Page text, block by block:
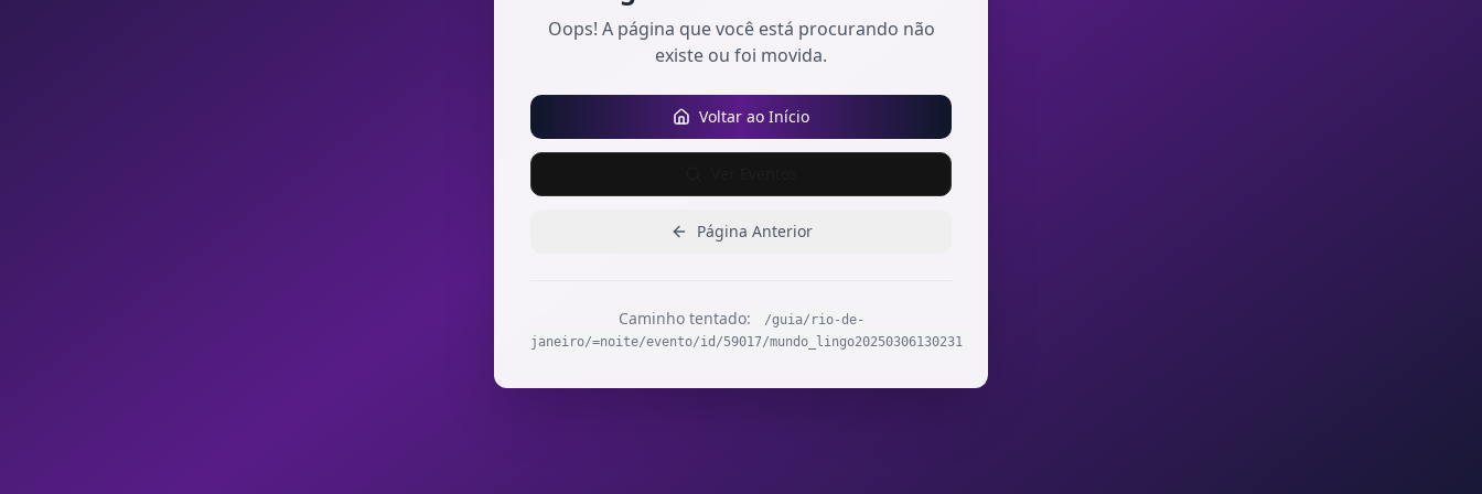
Oops! A página que você está procurando não
existe ou foi movida.
Voltar ao Início
Página Anterior
Caminho tentado:
/guia/rio-de-
janeiro/=noite/evento/id/59017/mundo_lingo20250306130231